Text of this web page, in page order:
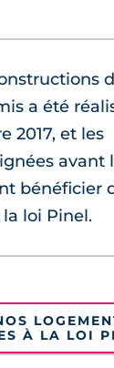
a été
2017, et les
avant
bénéficier
loi Pinel.
À LA LOI